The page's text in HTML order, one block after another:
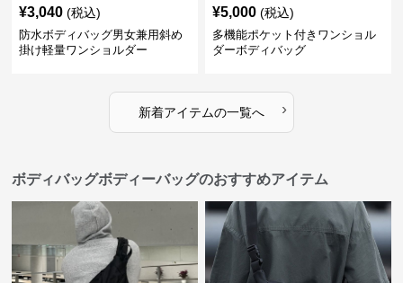
¥3,040 (税込)
防水ボディバッグ男女兼用斜め
掛け軽量ワンショルダー
¥5,000 (税込)
多機能ポケット付きワンショル
ダーボディバッグ
新着アイテムの一覧へ ›
ボディバッグボディーバッグのおすすめアイテム